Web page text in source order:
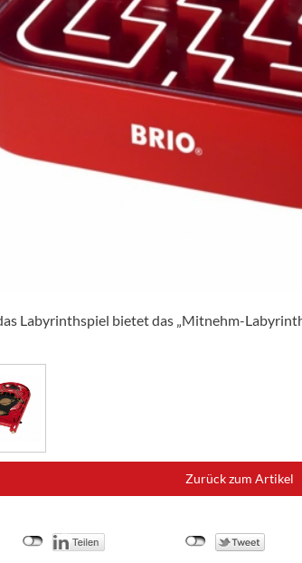
Labyrinthspiel bietet das „Mitnehm-
Zurück zum Artikel